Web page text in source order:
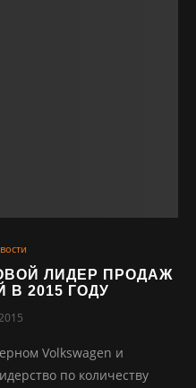
ЛИДЕР ПРОДАЖ
2015 ГОДУ
Volkswagen и
по количеству